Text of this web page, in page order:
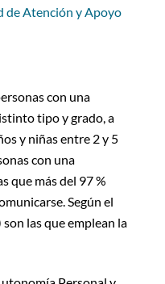
de Atención y Apoyo
con una
tipo y grado, a
y niñas entre 2 y 5
con una
que más del 97 %
Según el
las que emplean la